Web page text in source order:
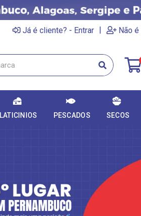
Já é cliente? - Entrar | Não
LATICINIOS PESCADOS SECOS